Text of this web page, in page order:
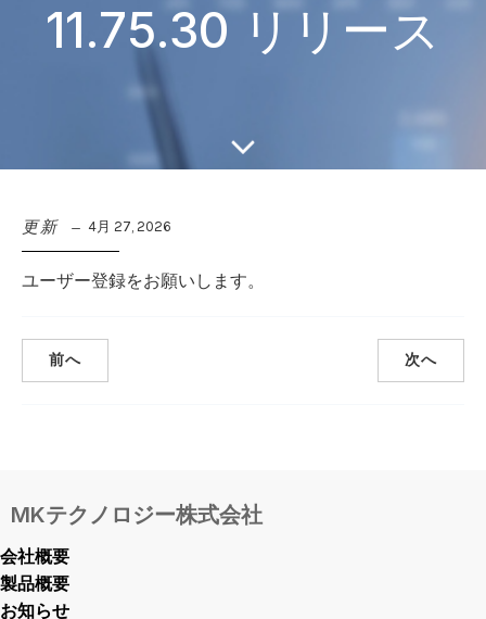
11.75.30 リリース
更新 4月 27, 2026
ユーザー登録をお願いします。
前へ 次へ
MKテクノロジー株式会社
会社概要
製品概要
お知らせ